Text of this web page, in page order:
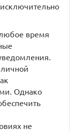
любое время
Однако
не